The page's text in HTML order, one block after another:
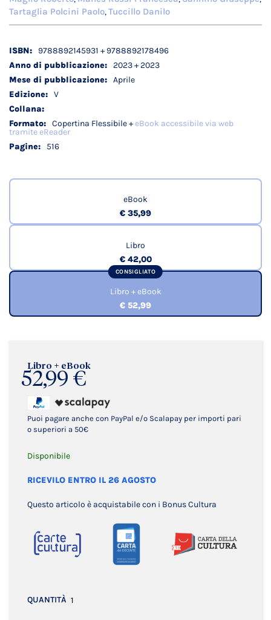
Libro + eBook
52,99 €
Puoi pagare anche con PayPal e/o Scalapay per importi pari
o superiori a 50€
Disponibile
RICEVILO ENTRO IL 26 AGOSTO
Questo articolo è acquistabile con i Bonus Cultura
QUANTITÀ
Tartaglia Polcini Paolo,Tuccillo Danilo
Dettagli
tecnici
9788892145931 + 9788892178496
2023 + 2023
Aprile
V
Copertina Flessibile +eBook accessibile via web
tramite eReader
516
eBook
€ 35,99
Libro
€ 42,00
CONSIGLIATO
Libro + eBook
€ 52,99